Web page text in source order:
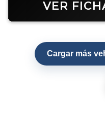
VER
Cargar más